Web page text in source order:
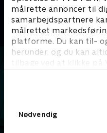
målrette annoncer til
samarbejdspartnere
målrettet
platforme. Du kan til-
herunder, og du kan
tilbage ved at klikke på
Nødvendig